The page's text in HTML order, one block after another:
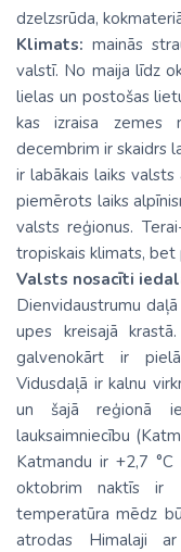
dzelzsrūda,
Klimats: mainās
valstī. No maija līdz
lielas un postošas
kas izraisa zemes
decembrim ir skaidrs
ir labākais laiks
piemērots laiks
valsts reģionus.
tropiskais klimats,
Valsts nosacīti
Dienvidaustrumu
upes kreisajā
galvenokārt ir
Vidusdaļā ir kalnu
un šajā reģionā
lauksaimniecību
Katmandu ir +2,7
oktobrim naktīs ir
temperatūra mēdz
atrodas Himalaji